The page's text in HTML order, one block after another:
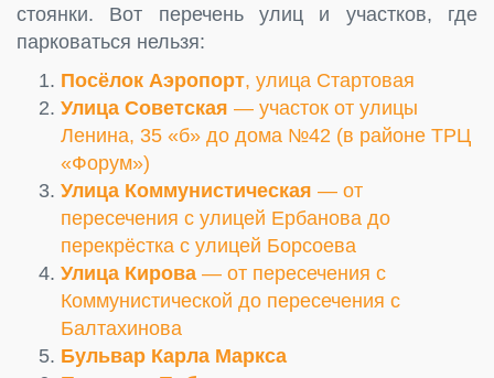
стоянки. Вот перечень улиц и участков, где
парковаться нельзя:
Посёлок Аэропорт, улица Стартовая
Улица Советская — участок от улицы
Ленина, 35 «б» до дома №42 (в районе ТРЦ
«Форум»)
Улица Коммунистическая — от
пересечения с улицей Ербанова до
перекрёстка с улицей Борсоева
Улица Кирова — от пересечения с
Коммунистической до пересечения с
Балтахинова
Бульвар Карла Маркса